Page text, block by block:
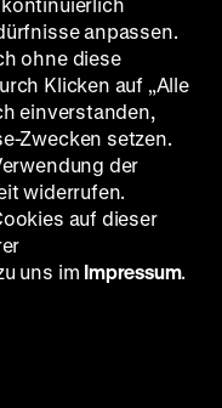
nicht
„Lieber Bruder,
21. August
wohin. Wenn
schreiben. Dich
Schwager.“Ab
Roma nach
worden, wo
Gewalt.
an Epidemien. Die
1943 zu ihrer
Karel
anpassen.
ohne diese
Klicken auf „Alle
einverstanden,
Zwecken setzen.
der
widerrufen.
auf dieser
uns im Impressum.